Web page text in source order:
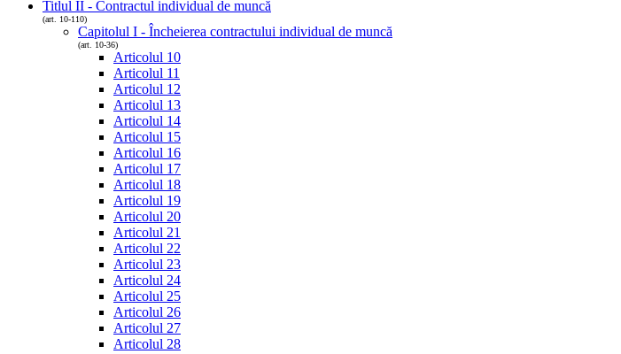
Titlul II - Contractul individual de muncă
(art. 10-110)
Capitolul I - Încheierea contractului individual de muncă
(art. 10-36)
Articolul 10
Articolul 11
Articolul 12
Articolul 13
Articolul 14
Articolul 15
Articolul 16
Articolul 17
Articolul 18
Articolul 19
Articolul 20
Articolul 21
Articolul 22
Articolul 23
Articolul 24
Articolul 25
Articolul 26
Articolul 27
Articolul 28